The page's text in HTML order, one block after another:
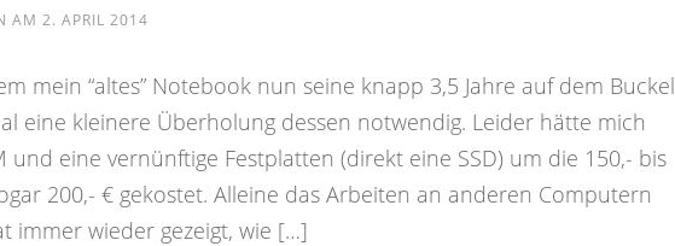
AM 2. APRIL 2014
mein “altes” Notebook nun seine knapp 3,5 Jahre auf dem Buckel
eine kleinere Überholung dessen notwendig. Leider hätte mich
und eine vernünftige Festplatten (direkt eine SSD) um die 150,- bis
200,- € gekostet. Alleine das Arbeiten an anderen Computern
immer wieder gezeigt, wie […]